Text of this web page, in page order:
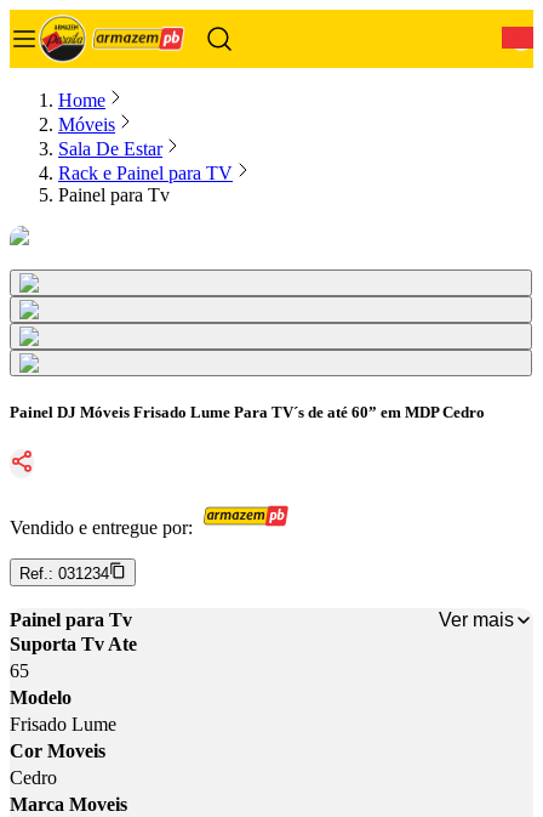
Home
Móveis
Sala De Estar
Rack e Painel para TV
Painel para Tv
Painel DJ Móveis Frisado Lume Para TV´s de até 60” em MDP Cedro
Vendido e entregue por:
Ref.: 031234
Painel para Tv
Ver mais
Suporta Tv Ate
65
Modelo
Frisado Lume
Cor Moveis
Cedro
Marca Moveis